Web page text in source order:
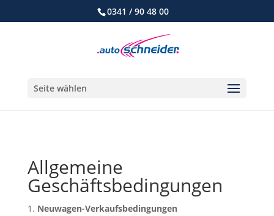
0341 / 90 48 00
Seite wählen
Allgemeine
Geschäftsbedingungen
Neuwagen-Verkaufsbedingungen